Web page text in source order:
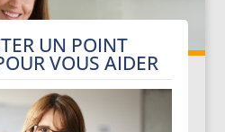
UN POINT
VOUS AIDER